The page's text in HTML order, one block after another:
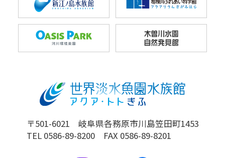
〒501-6021 岐阜県各務原市川島笠田町1453
TEL 0586-89-8200 FAX 0586-89-8201